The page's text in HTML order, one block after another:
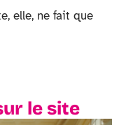
elle, ne fait que
le site